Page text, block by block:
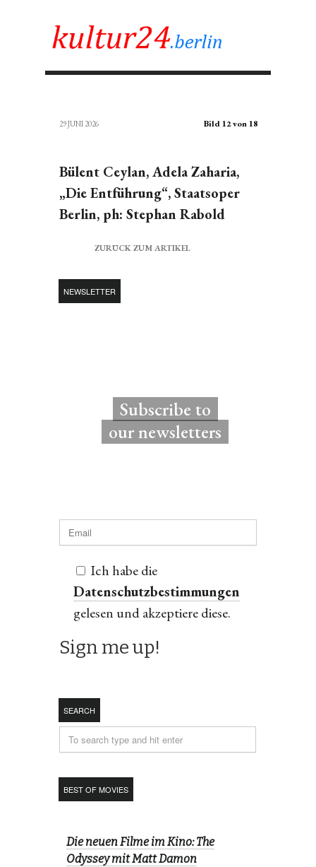
29 JUNI 2026 Bild 12 von 18
Bülent Ceylan, Adela Zaharia,
„Die Entführung“, Staatsoper
Berlin, ph: Stephan Rabold
ZURÜCK ZUM ARTIKEL
NEWSLETTER
Subscribe to
our newsletters
Ich habe die
Datenschutzbestimmungen
gelesen und akzeptiere diese.
SEARCH
BEST OF MOVIES
Die neuen Filme im Kino: The
Odyssey mit Matt Damon